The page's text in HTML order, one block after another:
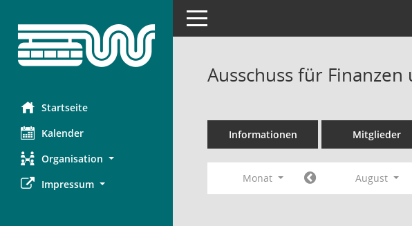
Startseite
Kalender
Organisation
Impressum
Toggle navigation
Ausschuss für
Informationen Mitglieder
Monat August